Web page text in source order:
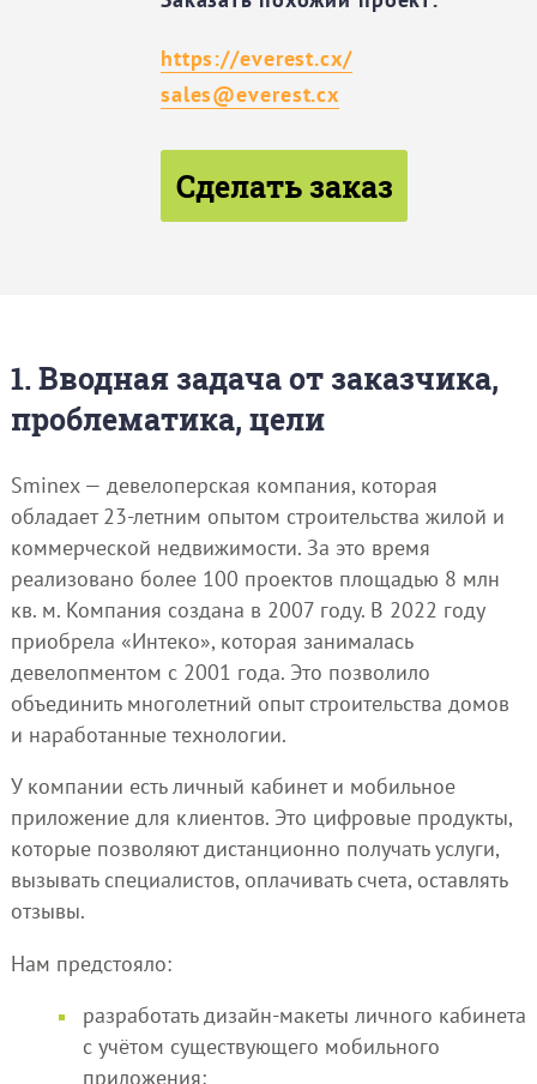
https://everest.cx/
sales@everest.cx
Сделать заказ
1. Вводная задача от заказчика,
проблематика, цели
Sminex — девелоперская компания, которая
обладает 23-летним опытом строительства жилой и
коммерческой недвижимости. За это время
реализовано более 100 проектов площадью 8 млн
кв. м. Компания создана в 2007 году. В 2022 году
приобрела «Интеко», которая занималась
девелопментом с 2001 года. Это позволило
объединить многолетний опыт строительства домов
и наработанные технологии.
У компании есть личный кабинет и мобильное
приложение для клиентов. Это цифровые продукты,
которые позволяют дистанционно получать услуги,
вызывать специалистов, оплачивать счета, оставлять
отзывы.
Нам предстояло:
разработать дизайн-макеты личного кабинета
с учётом существующего мобильного
приложения;